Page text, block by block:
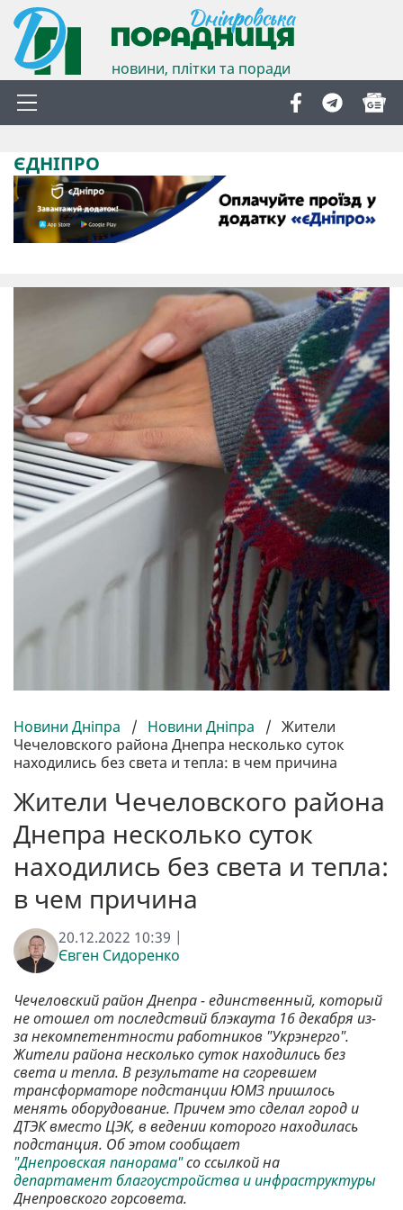
новини, плітки та поради
ЄДНІПРО
Новини Дніпра / Новини Дніпра / Жители
Чечеловского района Днепра несколько суток
находились без света и тепла: в чем причина
Жители Чечеловского района
Днепра несколько суток
находились без света и тепла:
в чем причина
20.12.2022 10:39 |
Євген Сидоренко
Чечеловский район Днепра - единственный, который
не отошел от последствий блэкаута 16 декабря из-
за некомпетентности работников "Укрэнерго".
Жители района несколько суток находились без
света и тепла. В результате на сгоревшем
трансформаторе подстанции ЮМЗ пришлось
менять оборудование. Причем это сделал город и
ДТЭК вместо ЦЭК, в ведении которого находилась
подстанция. Об этом сообщает
"Днепровская панорама"со ссылкой на
департамент благоустройства и инфраструктуры
Днепровского горсовета.